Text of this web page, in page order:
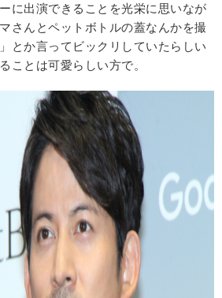
に出演できることを光栄に思いなが
さんとペットボトルの蓋なんかを撮
とか言ってビックリしていたらしい
ことは可愛らしい方で。